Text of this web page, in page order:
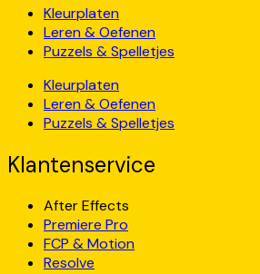
Kleurplaten
Leren & Oefenen
Puzzels & Spelletjes
Kleurplaten
Leren & Oefenen
Puzzels & Spelletjes
Klantenservice
After Effects
Premiere Pro
FCP & Motion
Resolve